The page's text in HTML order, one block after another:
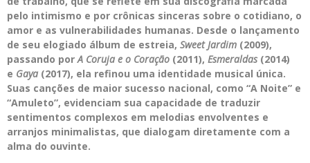
pelo intimismo e por crônicas sinceras sobre o cotidiano, o
amor e as vulnerabilidades humanas. Desde o lançamento
de seu elogiado álbum de estreia, Sweet Jardim (2009),
passando porA Coruja e o Coração (2011), Esmeraldas(2014)
e Gaya (2017), ela refinou uma identidade musical única.
Suas canções de maior sucesso nacional, como “A Noite” e
“Amuleto”, evidenciam sua capacidade de traduzir
sentimentos complexos em melodias envolventes e
arranjos minimalistas, que dialogam diretamente com a
alma do ouvinte.